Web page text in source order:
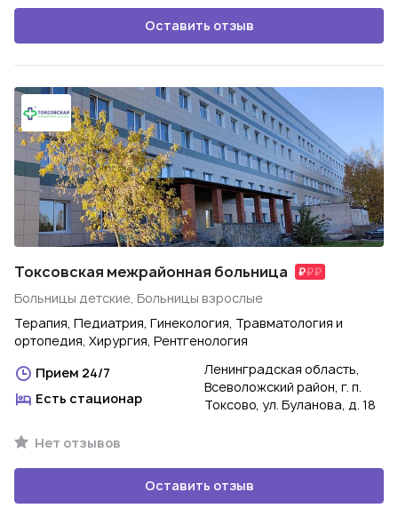
Оставить отзыв
Токсовская межрайонная больница
Больницы детские, Больницы взрослые
Терапия, Педиатрия, Гинекология, Травматология и
ортопедия, Хирургия, Рентгенология
Прием 24/7
Есть стационар
Ленинградская область,
Всеволожский район, г. п.
Токсово, ул. Буланова, д. 18
Нет отзывов
Оставить отзыв